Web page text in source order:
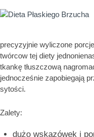
precyzyjnie wyliczone
twórcow tej diety
tkankę tłuszczową
jednocześnie zapobiegają
sytości.
Zalety:
dużo wskazówek i